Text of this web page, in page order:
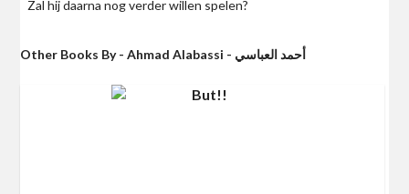
Zal hij daarna nog verder willen spelen?
Other Books By - Ahmad Alabassi - أحمد العباسي